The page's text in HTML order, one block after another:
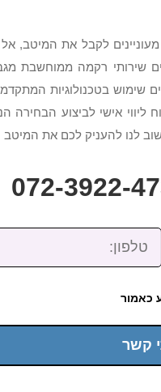
לקבל את המיטב,
שירותי רקמה ממוחשבת
שימוש בטכנולוגיות
ליווי אישי לביצוע הבחירה
לנו להעניק לכם את המיטב
טלפון:
כאמור
קשר